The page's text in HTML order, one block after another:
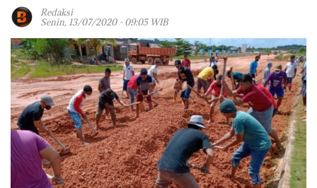
Redaksi
Senin, 13/07/2020 - 09:05 WIB